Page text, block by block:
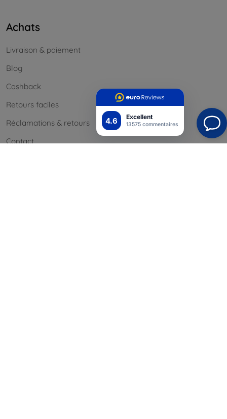
4.6 Excellent
13575 commentaires
Achats
Livraison & paiement
Blog
Cashback
Retours faciles
Réclamations & retours
Contact